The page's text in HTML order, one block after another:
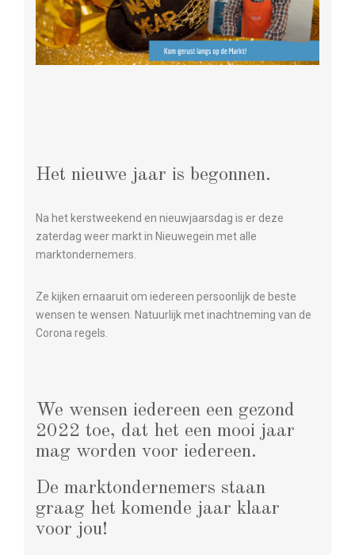
Het nieuwe jaar is begonnen.
Na het kerstweekend en nieuwjaarsdag is er deze
zaterdag weer markt in Nieuwegein met alle
marktondernemers.
Ze kijken ernaaruit om iedereen persoonlijk de beste
wensen te wensen. Natuurlijk met inachtneming van de
Corona regels.
We wensen iedereen een gezond
2022 toe, dat het een mooi jaar
mag worden voor iedereen.
De marktondernemers staan
graag het komende jaar klaar
voor jou!